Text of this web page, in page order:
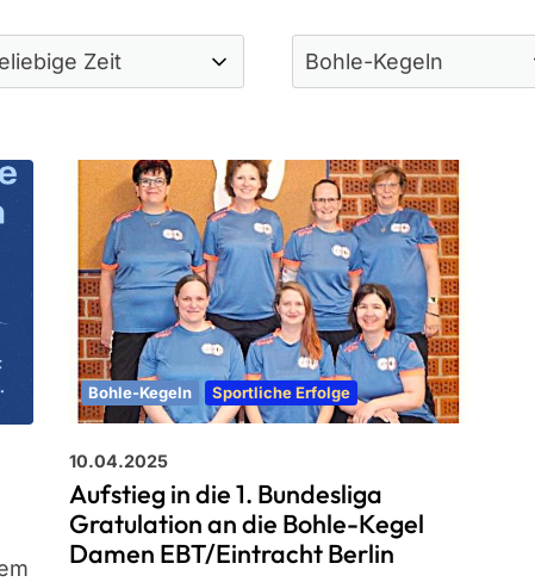
Bohle-Kegeln Sportliche Erfolge
10.04.2025
Aufstieg in die 1. Bundesliga
Gratulation an die Bohle-Kegel
Damen EBT/Eintracht Berlin